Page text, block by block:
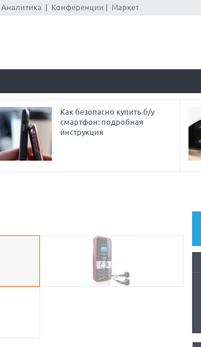
Аналитика Конференции Маркет
Как безопасно купить б/у
смартфон: подробная
инструкция